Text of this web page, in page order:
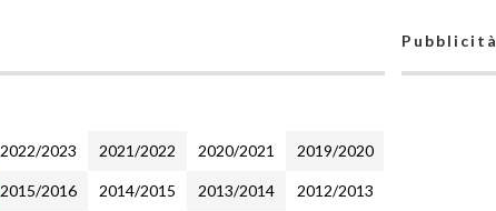
2022/2023 2021/2022 2020/2021 2019/2020
2015/2016 2014/2015 2013/2014 2012/2013
Pubblicità